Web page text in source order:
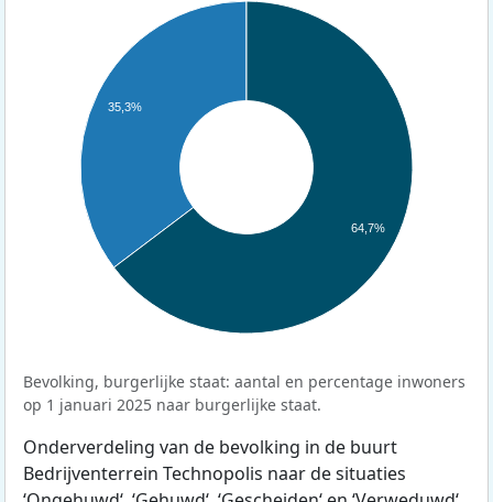
35,3%
64,7%
Bevolking, burgerlijke staat: aantal en percentage inwoners
op 1 januari 2025 naar burgerlijke staat.
Onderverdeling van de bevolking in de buurt
Bedrijventerrein Technopolis naar de situaties